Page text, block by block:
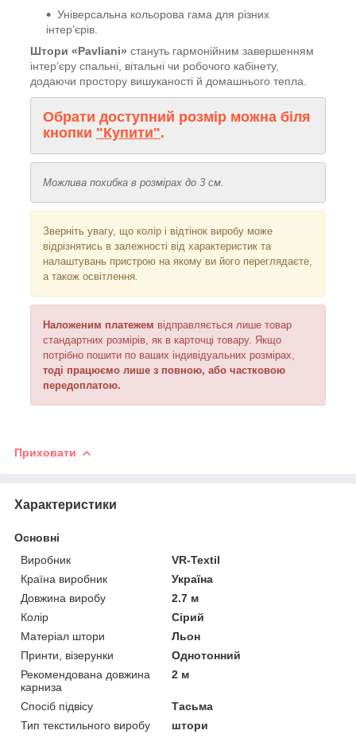
Універсальна кольорова гама для різних
інтер’єрів.
Штори «Pavliani» стануть гармонійним завершенням
інтер’єру спальні, вітальні чи робочого кабінету,
додаючи простору вишуканості й домашнього тепла.
Обрати доступний розмір можна біля
кнопки "Купити".
Можлива похибка в розмірах до 3 см.
Зверніть увагу, що колір і відтінок виробу може
відрізнятись в залежності від характеристик та
налаштувань пристрою на якому ви його переглядаєте,
а також освітлення
Наложеним платежем відправляється лише товар
стандартних розмірів, як в карточці товару. Якщо
потрібно пошити по ваших індивідуальних розмірах,
тоді працюємо лише з повною, або частковою
передоплатою.
Приховати
Характеристики
Основні
Виробник
VR-Textil
Країна виробник
Україна
Довжина виробу
2.7 м
Колір
Сірий
Матеріал штори
Льон
Принти, візерунки
Однотонний
Рекомендована довжина
карниза
2 м
Спосіб підвісу
Тасьма
Тип текстильного виробу
штори